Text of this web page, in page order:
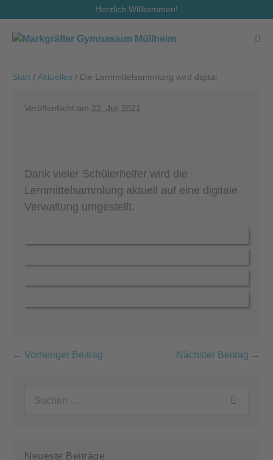
Inhalt
springen
Herzlich Willkommen!
Start / Aktuelles / Die Lernmittelsammlung wird digital
Veröffentlicht am 22. Juli 2021
Dank vieler Schülerhelfer wird die
Lernmittelsammlung aktuell auf eine digitale
Verwaltung umgestellt.
Beitragsnavigation
← Vorheriger Beitrag Nächster Beitrag →
Neueste Beiträge